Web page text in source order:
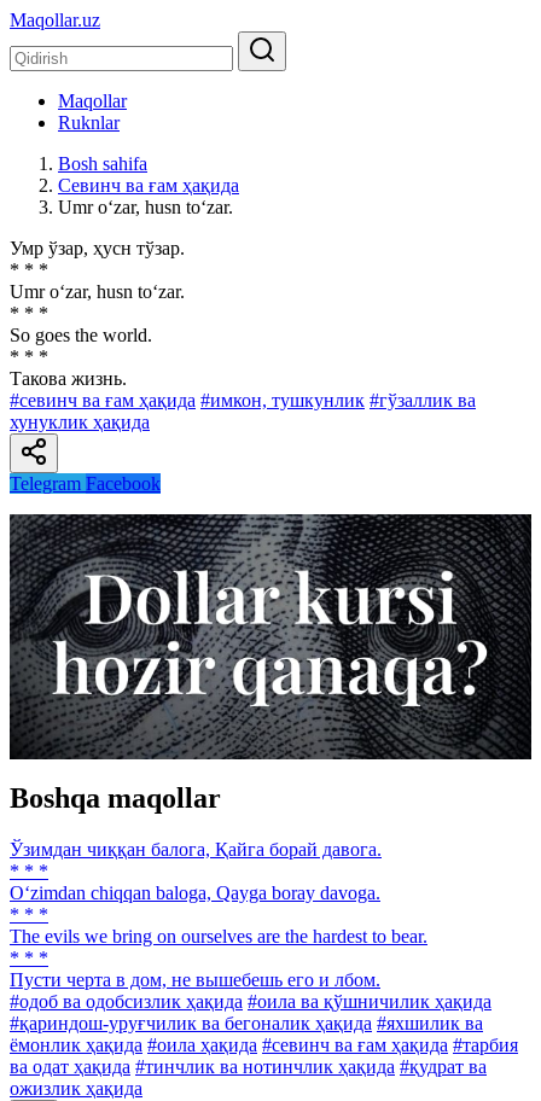
Maqollar.uz
Maqollar
Ruknlar
Bosh sahifa
Севинч ва ғам ҳақида
Umr o‘zar, husn to‘zar.
Умр ўзар, ҳусн тўзар.
* * *
Umr o‘zar, husn to‘zar.
* * *
So goes the world.
* * *
Такова жизнь.
#севинч ва ғам ҳақида #имкон, тушкунлик #гўзаллик ва
хунуклик ҳақида
Telegram Facebook
Boshqa maqollar
Ўзимдан чиққан балога, Қайга борай давога.
* * *
O‘zimdan chiqqan baloga, Qayga boray davoga.
* * *
The evils we bring on ourselves are the hardest to bear.
* * *
Пусти черта в дом, не вышебешь его и лбом.
#одоб ва одобсизлик ҳақида #оила ва қўшничилик ҳақида
#қариндош-уруғчилик ва бегоналик ҳақида #яхшилик ва
ёмонлик ҳақида #оила ҳақида #севинч ва ғам ҳақида #тарбия
ва одат ҳақида #тинчлик ва нотинчлик ҳақида #қудрат ва
ожизлик ҳақида